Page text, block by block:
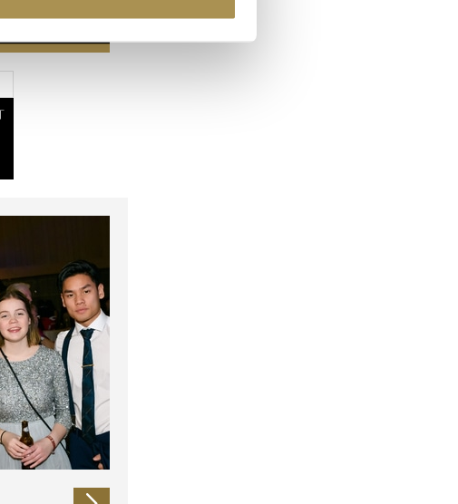
Sie Ihre Präferenzen im
Medien anbieten zu können
führen diese Informationen
sie im Rahmen Ihrer Nutzung